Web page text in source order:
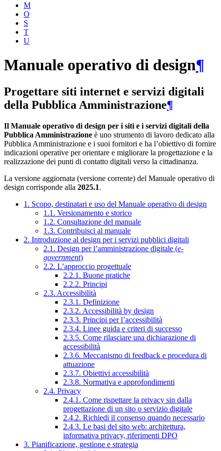
M
O
S
T
U
Manuale operativo di design¶
Progettare siti internet e servizi digitali
della Pubblica Amministrazione¶
Il Manuale operativo di design per i siti e i servizi digitali della
Pubblica Amministrazione è uno strumento di lavoro dedicato alla
Pubblica Amministrazione e i suoi fornitori e ha l’obiettivo di fornire
indicazioni operative per orientare e migliorare la progettazione e la
realizzazione dei punti di contatto digitali verso la cittadinanza.
La versione aggiornata (versione corrente) del Manuale operativo di
design corrisponde alla 2025.1.
1. Scopo, destinatari e uso del Manuale operativo di design
1.1. Versionamento e storico
1.2. Consultazione del manuale
1.3. Contribuisci al manuale
2. Introduzione al design per i servizi pubblici digitali
2.1. Design per l’amministrazione digitale (e-
government)
2.2. L’approccio progettuale
2.2.1. Buone pratiche
2.2.2. Principi
2.3. Accessibilità
2.3.1. Definizione
2.3.2. Accessibilità by design
2.3.3. Principi per l’accessibilità
2.3.4. Linee guida e criteri di successo
2.3.5. Come rilasciare una dichiarazione di
accessibilità
2.3.6. Meccanismo di feedback e procedura di
attuazione
2.3.7. Obiettivi accessibilità
2.3.8. Normativa e approfondimenti
2.4. Privacy
2.4.1. Come rispettare la privacy sin dalla
progettazione di un sito o servizio digitale
2.4.2. Richiedi il consenso quando necessario
2.4.3. Le basi del sito web: architettura,
informativa privacy, riferimenti DPO
3. Pianificazione, gestione e strategia